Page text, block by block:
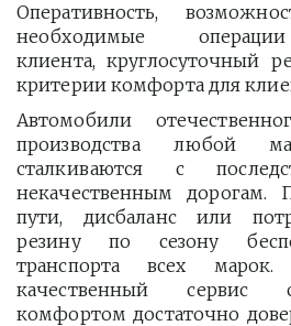
Оперативность,
необходимые
клиента, круглосуточный
критерии комфорта для
Автомобили
производства любой
сталкиваются с
некачественным дорогам.
пути, дисбаланс или
резину по сезону
транспорта всех
качественный сервис
комфортом достаточно